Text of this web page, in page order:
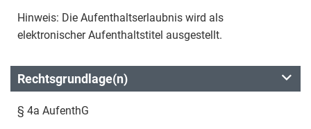
Hinweis: Die Aufenthaltserlaubnis wird als
elektronischer Aufenthaltstitel ausgestellt.
Rechtsgrundlage(n)
§ 4a AufenthG